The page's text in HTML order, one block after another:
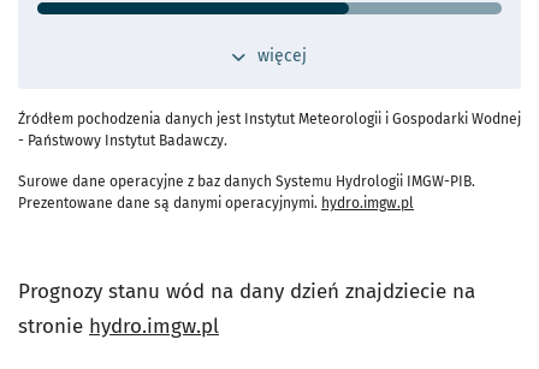
20.1 m³/s
Maks. historyczne
430 cm (08.01.1982, 09.01.1982)
Odległość od Wrocławia
Przepływ operacyjny
Najwyższy wysoki przepływ:
przełącz widok dodatkowych
więcej
Źródłem pochodzenia danych jest Instytut Meteorologii i Gospodarki Wodnej
- Państwowy Instytut Badawczy.
Surowe dane operacyjne z baz danych Systemu Hydrologii IMGW-PIB.
Prezentowane dane są danymi operacyjnymi. hydro.imgw.pl
Prognozy stanu wód na dany dzień znajdziecie na
stronie hydro.imgw.pl